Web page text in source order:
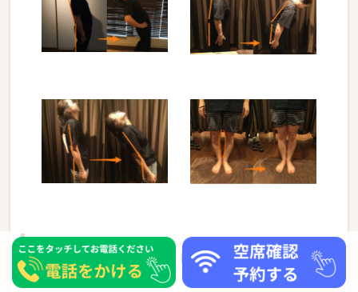
当院で行う整体とは？